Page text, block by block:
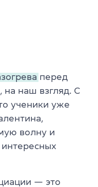
перед
на наш взгляд. С
ученики уже
волну и
— это